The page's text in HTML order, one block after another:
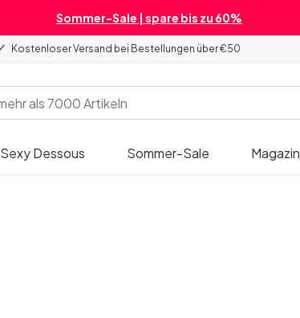
Sommer-Sale | spare bis zu 60%
Kostenloser Versand bei Bestellungen über €50
Sexy Dessous Sommer-Sale Magazin